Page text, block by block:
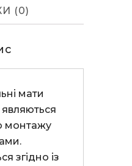
(0)
монтажу
згідно із